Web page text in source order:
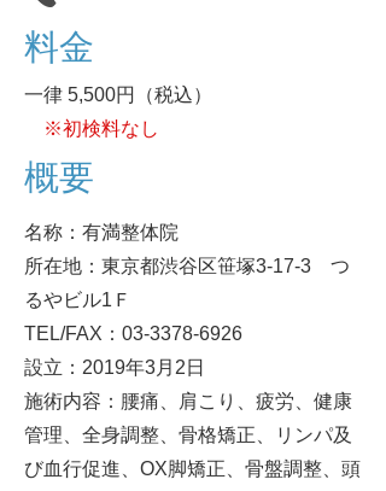
​料金
一律 5,500円（税込）
※初検料なし
概要
名称：有満整体院
所在地：東京都渋谷区笹塚3-17-3 つ
るやビル1Ｆ
TEL/FAX ：03-3378-6926
設立： 2019年3月2日
施術内容 ：腰痛、肩こり、疲労、健康
管理、全身調整、骨格矯正、リンパ及
び血行促進、OX脚矯正、骨盤調整、頭